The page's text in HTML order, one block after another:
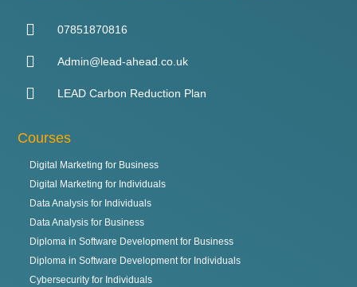
07851870816
Admin@lead-ahead.co.uk
LEAD Carbon Reduction Plan
Courses
Digital Marketing for Business
Digital Marketing for Individuals
Data Analysis for Individuals
Data Analysis for Business
Diploma in Software Development for Business
Diploma in Software Development for Individuals
Cybersecurity for Individuals